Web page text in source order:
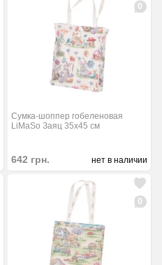
0
Сумка-шоппер гобеленовая
LiMaSo Заяц 35x45 см
642 грн. нет в наличии
0